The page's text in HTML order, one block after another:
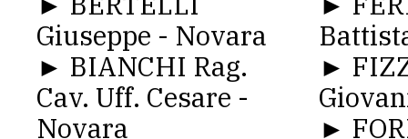
Giuseppe - Novara
► BIANCHI Rag.
Cav. Uff. Cesare -
Novara
►
►